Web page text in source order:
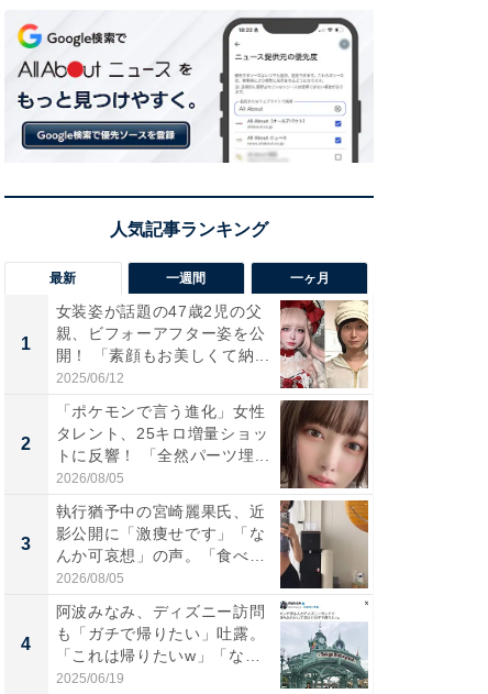
最新 一週間 一ヶ月
1
女装姿が話題の47歳2児の父
親、ビフォーアフター姿を公
開！ 「素顔もお美しくて納...
2025/06/12
2
「ポケモンで言う進化」女性
タレント、25キロ増量ショッ
トに反響！ 「全然パーツ埋...
2026/08/05
3
執行猶予中の宮崎麗果氏、近
影公開に「激痩せです」「な
んか可哀想」の声。「食べら
れ...
2026/08/05
4
阿波みなみ、ディズニー訪問
も「ガチで帰りたい」吐露。
「これは帰りたいw」「なん
ち...
2025/06/19